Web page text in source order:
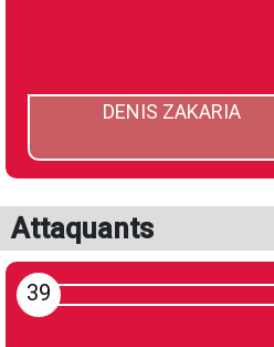
DENIS ZAKARIA
Attaquants
39